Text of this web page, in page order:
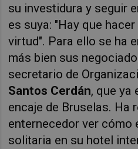
su investidura y seguir
es suya: "Hay que
virtud". Para ello se ha
más bien sus
secretario de
Santos Cerdán, que ya
encaje de Bruselas. Ha
enternecedor ver cómo
solitaria en su hotel